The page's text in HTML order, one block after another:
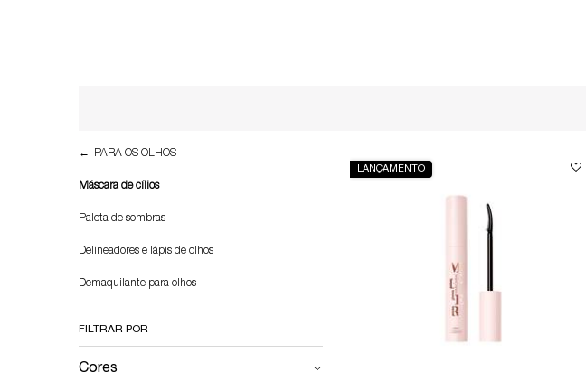
PARA OS OLHOS
Máscara de cílios
Paleta de sombras
Delineadores e lápis de olhos
Demaquilante para olhos
FILTRAR POR
Cores
LANÇAMENTO